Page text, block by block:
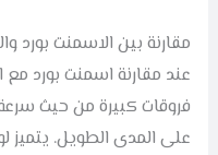
مقارنة بين الاسمنت بورد
عند مقارنة اسمنت بورد مع
فروقات كبيرة من حيث سرعة
على المدى الطويل. يتميز